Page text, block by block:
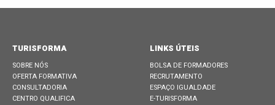
TURISFORMA
SOBRE NÓS
OFERTA FORMATIVA
CONSULTADORIA
CENTRO QUALIFICA
LINKS ÚTEIS
BOLSA DE FORMADORES
RECRUTAMENTO
ESPAÇO IGUALDADE
E-TURISFORMA